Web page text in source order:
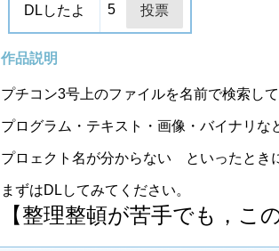
DLしたよ 5
作品説明
プチコン3号上のファイルを名前で検索し
プログラム・テキスト・画像・バイナリな
プロェクト名が分からない といったとき
まずはDLしてみてください。
【整理整頓が苦手でも，こ